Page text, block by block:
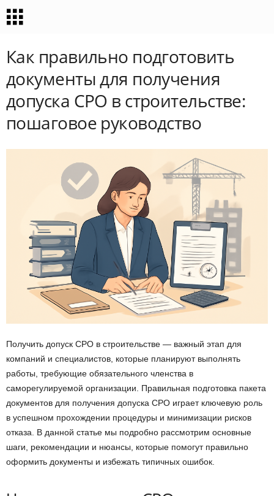
Как правильно подготовить
документы для получения
допуска СРО в строительстве:
пошаговое руководство
Получить допуск СРО в строительстве — важный этап для
компаний и специалистов, которые планируют выполнять
работы, требующие обязательного членства в
саморегулируемой организации. Правильная подготовка пакета
документов для получения допуска СРО играет ключевую роль
в успешном прохождении процедуры и минимизации рисков
отказа. В данной статье мы подробно рассмотрим основные
шаги, рекомендации и нюансы, которые помогут правильно
оформить документы и избежать типичных ошибок.